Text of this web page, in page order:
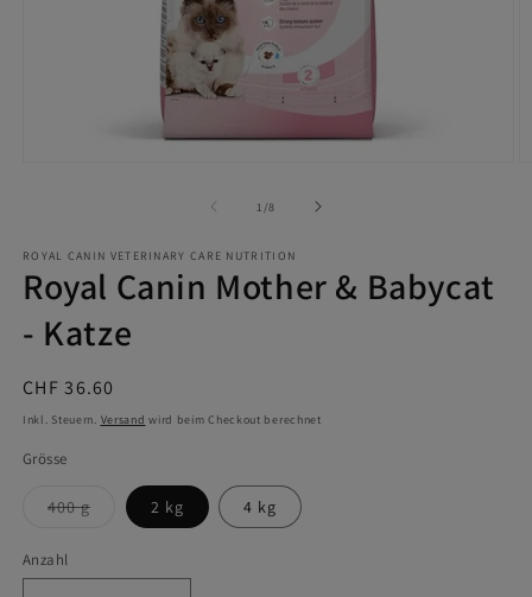
1 /von
8
ROYAL CANIN VETERINARY CARE NUTRITION
Royal Canin Mother & Babycat
- Katze
Normaler
Preis
CHF 36.60
Inkl. Steuern. Versand wird beim Checkout berechnet
Grösse
400 gVariante
ausverkauft
2 kg 4 kg
Anzahl